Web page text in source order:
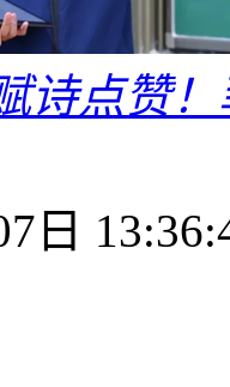
诗点赞
日